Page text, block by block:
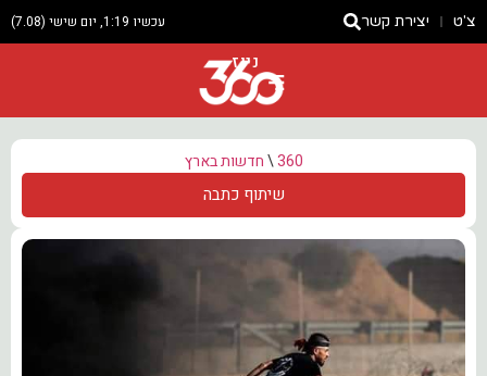
צ'ט יצירת קשר עכשיו 1:19, יום שישי (7.08)
ניוז
360
\חדשות בארץ
שיתוף כתבה